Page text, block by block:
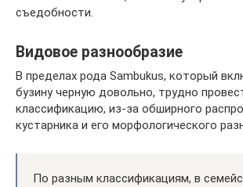
съедобности.
Видовое разнообразие
В пределах рода Sambukus, который
бузину черную довольно, трудно
классификацию, из-за обширного
кустарника и его морфологического
По разным классификациям, в